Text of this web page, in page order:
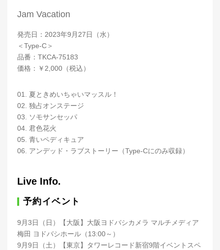
Jam Vacation
発売日：2023年9月27日（水）
＜Type-C＞
品番：TKCA-75183
価格：￥2,000（税込）
01. 夏ときめいちゃいマッスル！
02. 独占オンステージ
03. ソモサンセッパ
04. 君色花火
05. 青いペディキュア
06. アンデッド・ラブストーリー（Type-Cにのみ収録）
Live Info.
予約イベント
9月3日（日）【大阪】大阪ヨドバシカメラ マルチメディア
梅田 ヨドバシホール（13:00～）
9月9日（土）【東京】タワーレコード新宿9階イベントスペ